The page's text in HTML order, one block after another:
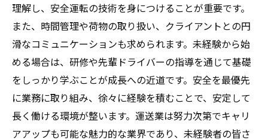
理解し、安全運転の技術を身につけることが重要です。
また、時間管理や荷物の取り扱い、クライアントとの円
滑なコミュニケーションも求められます。未経験から始
める場合は、研修や先輩ドライバーの指導を通じて基礎
をしっかり学ぶことが成長への近道です。安全を最優先
に業務に取り組み、徐々に経験を積むことで、安定して
長く働ける環境が整います。運送業は努力次第でキャリ
アアップも可能な魅力的な業界であり、未経験者の皆さ